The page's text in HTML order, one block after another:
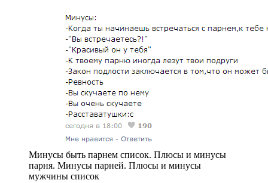
Минусы быть парнем список. Плюсы и минусы
парня. Минусы парней. Плюсы и минусы
мужчины список